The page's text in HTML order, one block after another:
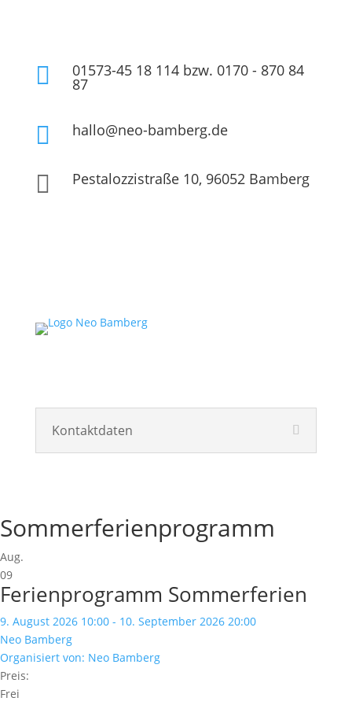
 01573-45 18 114 bzw. 0170 - 870 84
87
 hallo@neo-bamberg.de
 Pestalozzistraße 10, 96052 Bamberg
Kontaktdaten
Sommerferienprogramm
Aug.
09
Ferienprogramm Sommerferien
9. August 2026 10:00 - 10. September 2026 20:00
Neo Bamberg
Organisiert von: Neo Bamberg
Preis:
Frei